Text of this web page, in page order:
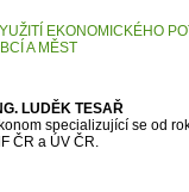
EKONOMICKÉHO
A MĚST
LUDĚK TESAŘ
specializující se od
ČR a ÚV ČR.